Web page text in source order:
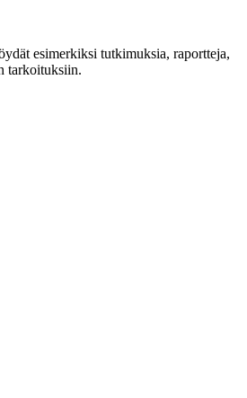
esimerkiksi tutkimuksia, raportteja,
tarkoituksiin.